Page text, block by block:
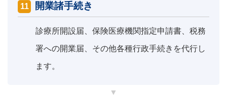
11 開業諸手続き
診療所開設届、保険医療機関指定申請書、税務
署への開業届、その他各種行政手続きを代行し
ます。